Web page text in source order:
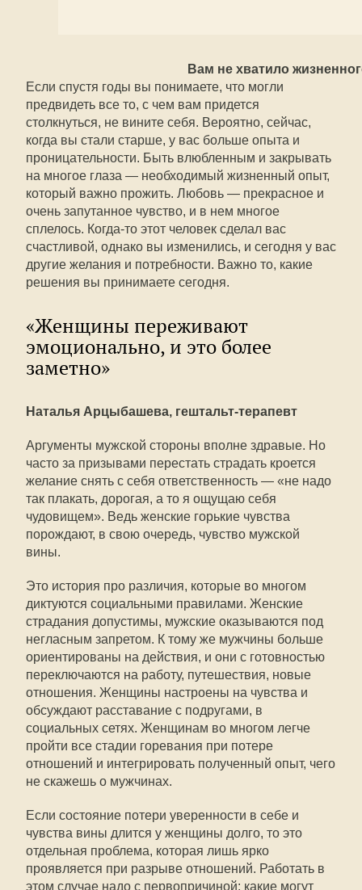
Вам не хватило
Если спустя годы вы понимаете, что могли
предвидеть все то, с чем вам придется
столкнуться, не вините себя. Вероятно, сейчас,
когда вы стали старше, у вас больше опыта и
проницательности. Быть влюбленным и закрывать
на многое глаза — необходимый жизненный опыт,
который важно прожить. Любовь — прекрасное и
очень запутанное чувство, и в нем многое
сплелось. Когда-то этот человек сделал вас
счастливой, однако вы изменились, и сегодня у вас
другие желания и потребности. Важно то, какие
решения вы принимаете сегодня.
«Женщины переживают
эмоционально, и это более
заметно»
Наталья Арцыбашева, гештальт-терапевт
Аргументы мужской стороны вполне здравые. Но
часто за призывами перестать страдать кроется
желание снять с себя ответственность — «не надо
так плакать, дорогая, а то я ощущаю себя
чудовищем». Ведь женские горькие чувства
порождают, в свою очередь, чувство мужской
вины.
Это история про различия, которые во многом
диктуются социальными правилами. Женские
страдания допустимы, мужские оказываются под
негласным запретом. К тому же мужчины больше
ориентированы на действия, и они с готовностью
переключаются на работу, путешествия, новые
отношения. Женщины настроены на чувства и
обсуждают расставание с подругами, в
социальных сетях. Женщинам во многом легче
пройти все стадии горевания при потере
отношений и интегрировать полученный опыт, чего
не скажешь о мужчинах.
Если состояние потери уверенности в себе и
чувства вины длится у женщины долго, то это
отдельная проблема, которая лишь ярко
проявляется при разрыве отношений. Работать в
этом случае надо с первопричиной: какие могут